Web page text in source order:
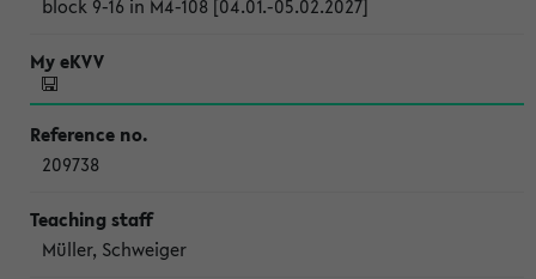
block 9-16 in M4-108 [04.01.-05.02.2027]
209738
Müller, Schweiger